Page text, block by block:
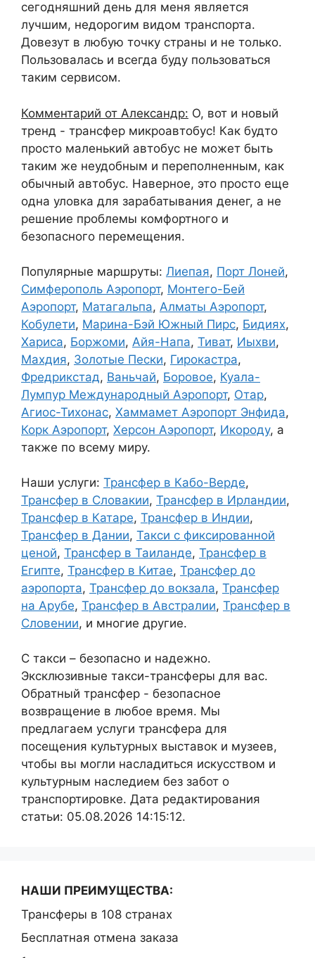
сегодняшний день для меня является
лучшим, недорогим видом транспорта.
Довезут в любую точку страны и не только.
Пользовалась и всегда буду пользоваться
таким сервисом.
Комментарий от Александр: О, вот и новый
тренд - трансфер микроавтобус! Как будто
просто маленький автобус не может быть
таким же неудобным и переполненным, как
обычный автобус. Наверное, это просто еще
одна уловка для зарабатывания денег, а не
решение проблемы комфортного и
безопасного перемещения.
Популярные маршруты: Лиепая, Порт Лоней,
Симферополь Аэропорт, Монтего-Бей
Аэропорт, Матагальпа, Алматы Аэропорт,
Кобулети, Марина-Бэй Южный Пирс, Бидиях,
Хариса, Боржоми, Айя-Напа, Тиват, Иыхви,
Махдия, Золотые Пески, Гирокастра,
Фредрикстад, Ваньчай, Боровое, Куала-
Лумпур Международный Аэропорт, Отар,
Агиос-Тихонас, Хаммамет Аэропорт Энфида,
Корк Аэропорт, Херсон Аэропорт, Икороду, а
также по всему миру.
Наши услуги: Трансфер в Кабо-Верде,
Трансфер в Словакии, Трансфер в Ирландии,
Трансфер в Катаре, Трансфер в Индии,
Трансфер в Дании, Такси с фиксированной
ценой, Трансфер в Таиланде, Трансфер в
Египте, Трансфер в Китае, Трансфер до
аэропорта, Трансфер до вокзала, Трансфер
на Арубе, Трансфер в Австралии, Трансфер в
Словении, и многие другие.
С такси – безопасно и надежно.
Эксклюзивные такси-трансферы для вас.
Обратный трансфер - безопасное
возвращение в любое время. Мы
предлагаем услуги трансфера для
посещения культурных выставок и музеев,
чтобы вы могли насладиться искусством и
культурным наследием без забот о
транспортировке. Дата редактирования
статьи: 05.08.2026 14:15:12.
НАШИ ПРЕИМУЩЕСТВА:
Трансферы в 108 странах
Бесплатная отмена заказа